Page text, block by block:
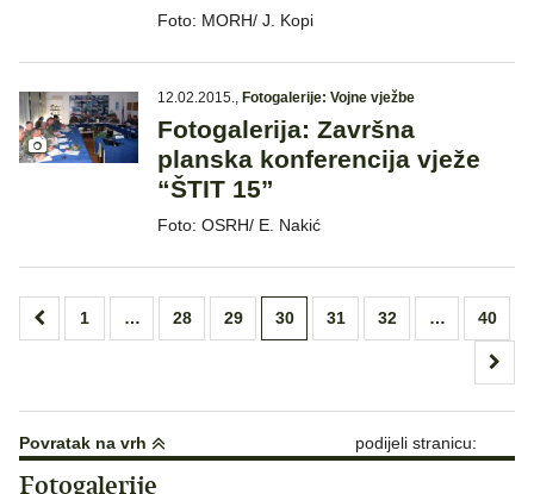
Foto: MORH/ J. Kopi
12.02.2015., Fotogalerije: Vojne vježbe
Fotogalerija: Završna
planska konferencija vježe
“ŠTIT 15”
Foto: OSRH/ E. Nakić
Brojevi
1 … 28 29 30 31 32 … 40
Povratak na vrh podijeli stranicu:
Fotogalerije